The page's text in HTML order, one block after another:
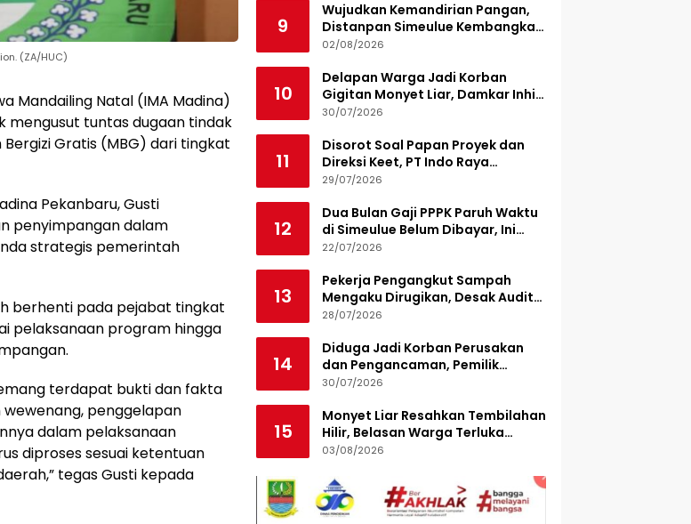
(ZA/HUC)
Mandailing Natal (IMA Madina)
mengusut tuntas dugaan tindak
Gratis (MBG) dari tingkat
Pekanbaru, Gusti
penyimpangan dalam
strategis pemerintah
berhenti pada pejabat tingkat
pelaksanaan program hingga
terdapat bukti dan fakta
penggelapan
dalam pelaksanaan
diproses sesuai ketentuan
tegas Gusti kepada
9
Wujudkan Kemandirian Pangan,
Distanpan Simeulue Kembangkan
Demplot Hortikultura
02/08/2026
10
Delapan Warga Jadi Korban
Gigitan Monyet Liar, Damkar Inhil
Turunkan 15 Personel
30/07/2026
11
Disorot Soal Papan Proyek dan
Direksi Keet, PT Indo Raya
Kabenteng Berikan Penjelasan
29/07/2026
12
Dua Bulan Gaji PPPK Paruh Waktu
di Simeulue Belum Dibayar, Ini
Penjelasan Sekda
22/07/2026
13
Pekerja Pengangkut Sampah
Mengaku Dirugikan, Desak Audit
Pengelolaan LPS di Pekanbaru
28/07/2026
14
Diduga Jadi Korban Perusakan
dan Pengancaman, Pemilik
Armada Sampah Siapkan
30/07/2026
15
Monyet Liar Resahkan Tembilahan
Hilir, Belasan Warga Terluka
Digigit
03/08/2026